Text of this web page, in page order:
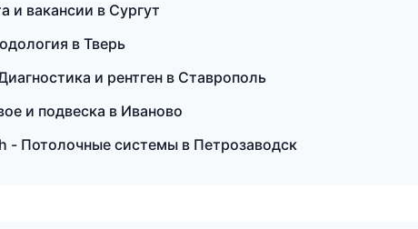
и вакансии в Сургут
в Тверь
и рентген в Ставрополь
и подвеска в Иваново
- Потолочные системы в Петрозаводск